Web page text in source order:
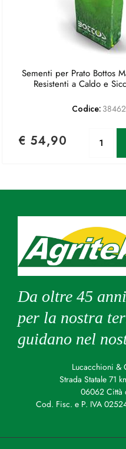
Sementi per Prato Bottos
Resistenti a Caldo e
Codice: 38462
€ 54,90
Da oltre 45
per la nostra
guidano nel
Lucacchioni &
Strada Statale 71
06062 Città
Cod. Fisc. e P. IVA